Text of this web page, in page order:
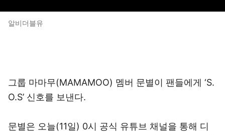
알비더블유
그룹 마마무(MAMAMOO) 멤버 문별이 팬들에게 ‘S.
O.S’ 신호를 보낸다.
문별은 오늘(11일) 0시 공식 유튜브 채널을 통해 디